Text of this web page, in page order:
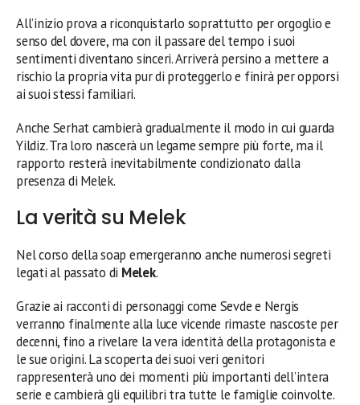
All’inizio prova a riconquistarlo soprattutto per orgoglio e
senso del dovere, ma con il passare del tempo i suoi
sentimenti diventano sinceri. Arriverà persino a mettere a
rischio la propria vita pur di proteggerlo e finirà per opporsi
ai suoi stessi familiari.
Anche Serhat cambierà gradualmente il modo in cui guarda
Yildiz. Tra loro nascerà un legame sempre più forte, ma il
rapporto resterà inevitabilmente condizionato dalla
presenza di Melek.
La verità su Melek
Nel corso della soap emergeranno anche numerosi segreti
legati al passato di Melek.
Grazie ai racconti di personaggi come Sevde e Nergis
verranno finalmente alla luce vicende rimaste nascoste per
decenni, fino a rivelare la vera identità della protagonista e
le sue origini. La scoperta dei suoi veri genitori
rappresenterà uno dei momenti più importanti dell’intera
serie e cambierà gli equilibri tra tutte le famiglie coinvolte.